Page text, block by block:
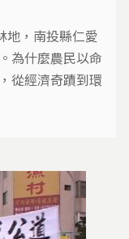
地，南投縣仁愛
為什麼農民以命
從經濟奇蹟到環
？